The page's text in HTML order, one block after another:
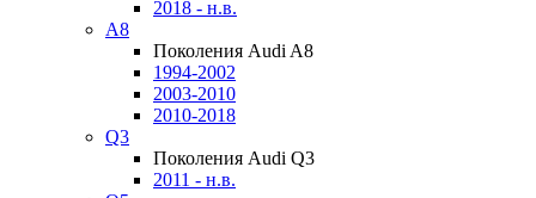
2018 - н.в.
A8
Поколения Audi A8
1994-2002
2003-2010
2010-2018
Q3
Поколения Audi Q3
2011 - н.в.